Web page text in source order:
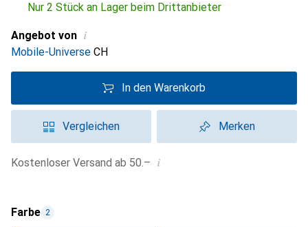
Nur 2 Stück an Lager beim Drittanbieter
Angebot von i
Mobile-Universe CH
In den Warenkorb
Vergleichen Merken
Kostenloser Versand ab 50.– i
Farbe 2